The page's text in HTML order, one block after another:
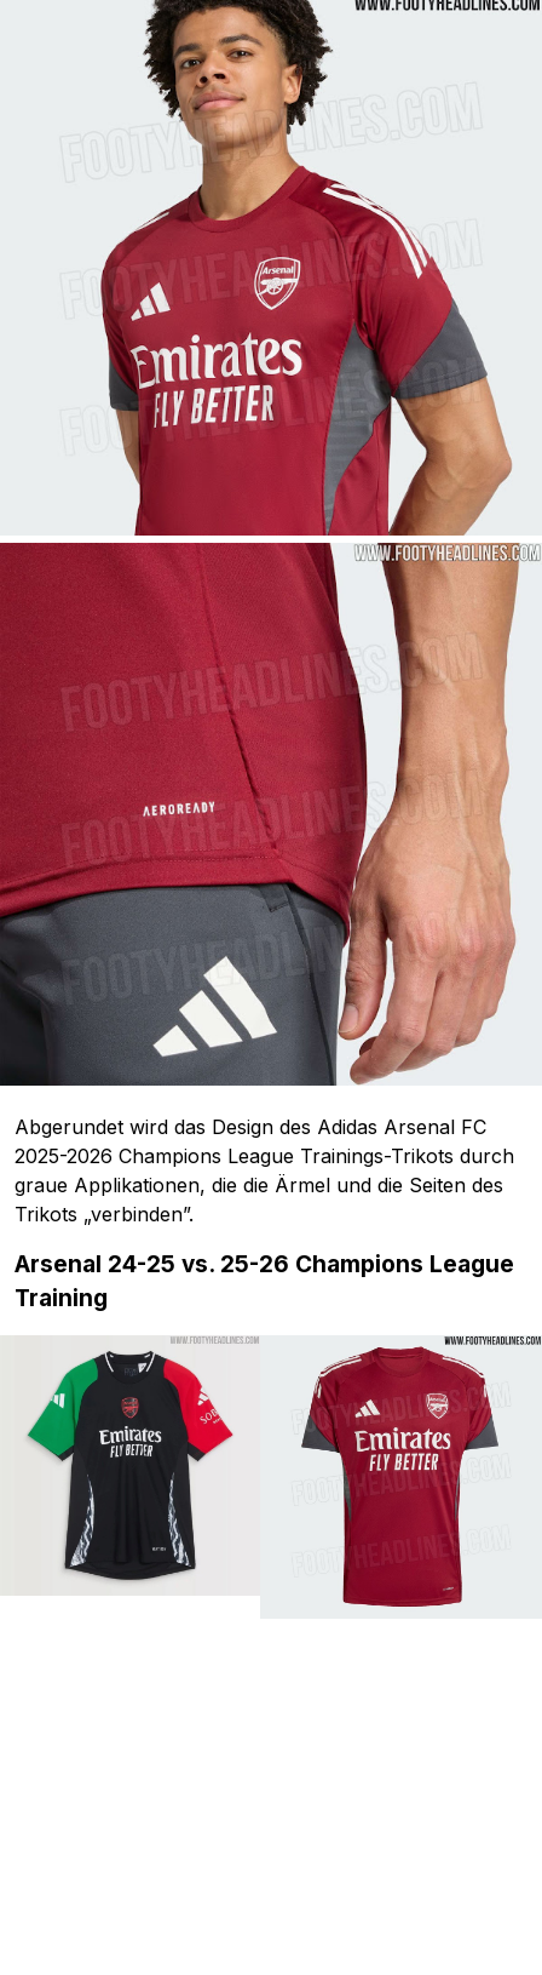
Abgerundet wird das Design des Adidas Arsenal FC
2025-2026 Champions League Trainings-Trikots durch
graue Applikationen, die die Ärmel und die Seiten des
Trikots „verbinden”.
Arsenal 24-25 vs. 25-26 Champions League
Training